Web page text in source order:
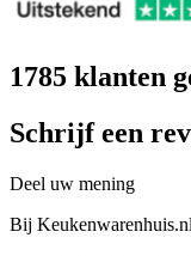
1785 klanten
Schrijf een
Deel uw mening
Bij